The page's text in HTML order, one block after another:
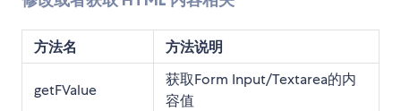
方法名 方法说明
getFValue
获取Form Input/Textarea的内
容值